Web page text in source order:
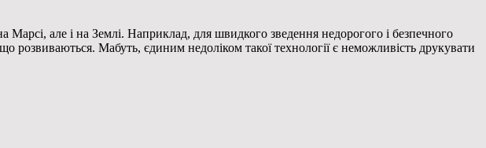
але і на Землі. Наприклад, для швидкого зведення недорогого і безпечного
розвиваються. Мабуть, єдиним недоліком такої технології є неможливість друкувати